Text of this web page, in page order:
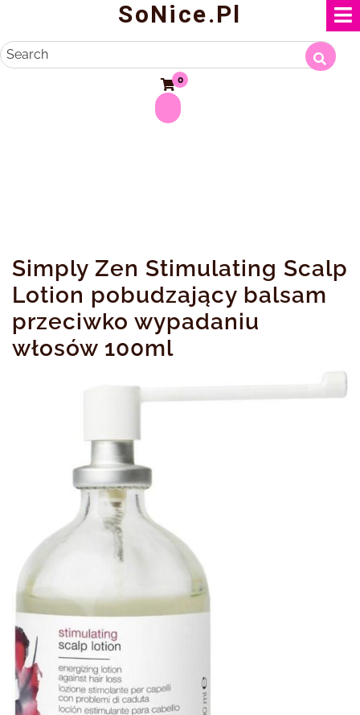
content
SoNice.pl
Search
0
Simply Zen Stimulating Scalp
Lotion pobudzający balsam
przeciwko wypadaniu
włosów 100ml